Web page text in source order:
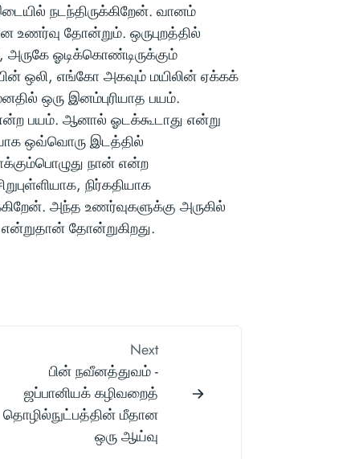
நடந்திருக்கிறேன். வானம்
உணர்வு தோன்றும். ஒருபுறத்தில்
அருகே ஓடிக்கொண்டிருக்கும்
ஒலி, எங்கோ அகவும் மயிலின் ஏக்கக்
ஒரு இனம்புரியாத பயம்.
பயம். ஆனால் ஓடக்கூடாது என்று
ஒவ்வொரு இடத்தில்
நான் என்ற
நிர்கதியாக
அந்த உணர்வுகளுக்கு அருகில்
தோன்றுகிறது.
Next
பின் நவீனத்துவம் -
ஜப்பானியக் கழிவறைத்
தொழில்நுட்பத்தின் மீதான
ஒரு ஆய்வு